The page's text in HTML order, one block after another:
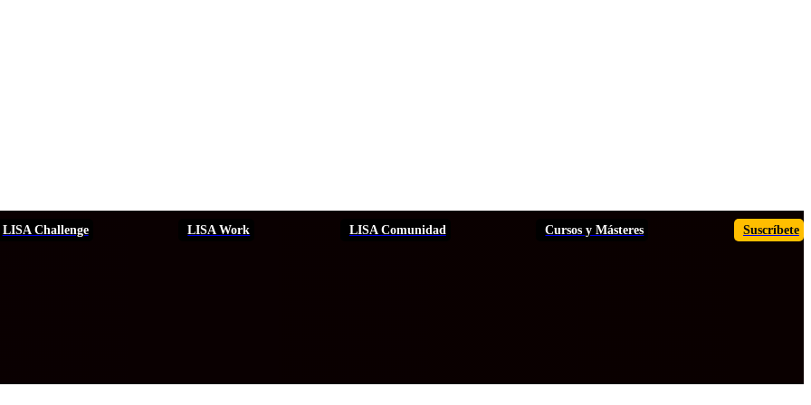
Suscríbete
Cursos y Másteres
LISA Comunidad
LISA Work
LISA Challenge